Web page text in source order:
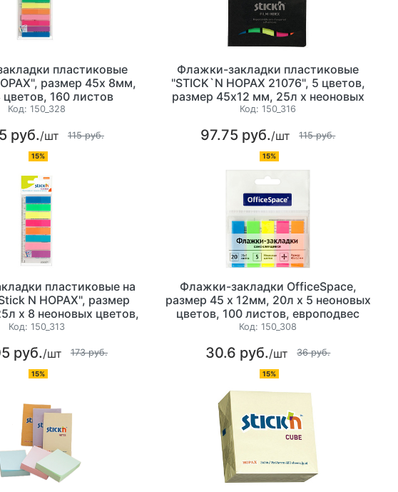
пластиковые
размер 45х 8мм,
цветов, 160 листов
Код: 150_328
руб./шт 115 руб.
15%
Флажки-закладки пластиковые
"STICK`N HOPAX 21076", 5 цветов,
размер 45х12 мм, 25л х неоновых
цвета, 100 листов
Код:150_316
97.75 руб./шт 115 руб.
15%
пластиковые на
N HOPAX", размер
х 8 неоновых цветов,
европодвес
Код: 150_313
руб./шт 173 руб.
15%
Флажки-закладки OfficeSpace,
размер 45 х 12мм, 20л х 5 неоновых
цветов, 100 листов, европодвес
Код:150_308
30.6 руб./шт 36 руб.
15%